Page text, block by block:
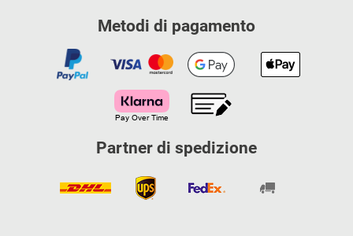
Metodi di pagamento
Partner di spedizione